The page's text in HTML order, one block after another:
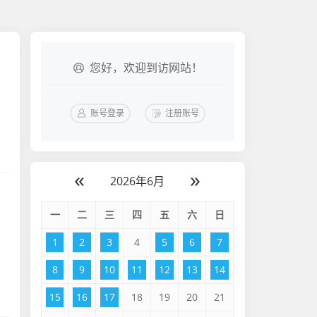
您好，欢迎到访网站！
账号登录 注册账号
« 2026年6月 »
一 二 三 四 五 六 日
1 2 3 4 5 6 7
8 9 10 11 12 13 14
15 16 17 18 19 20 21